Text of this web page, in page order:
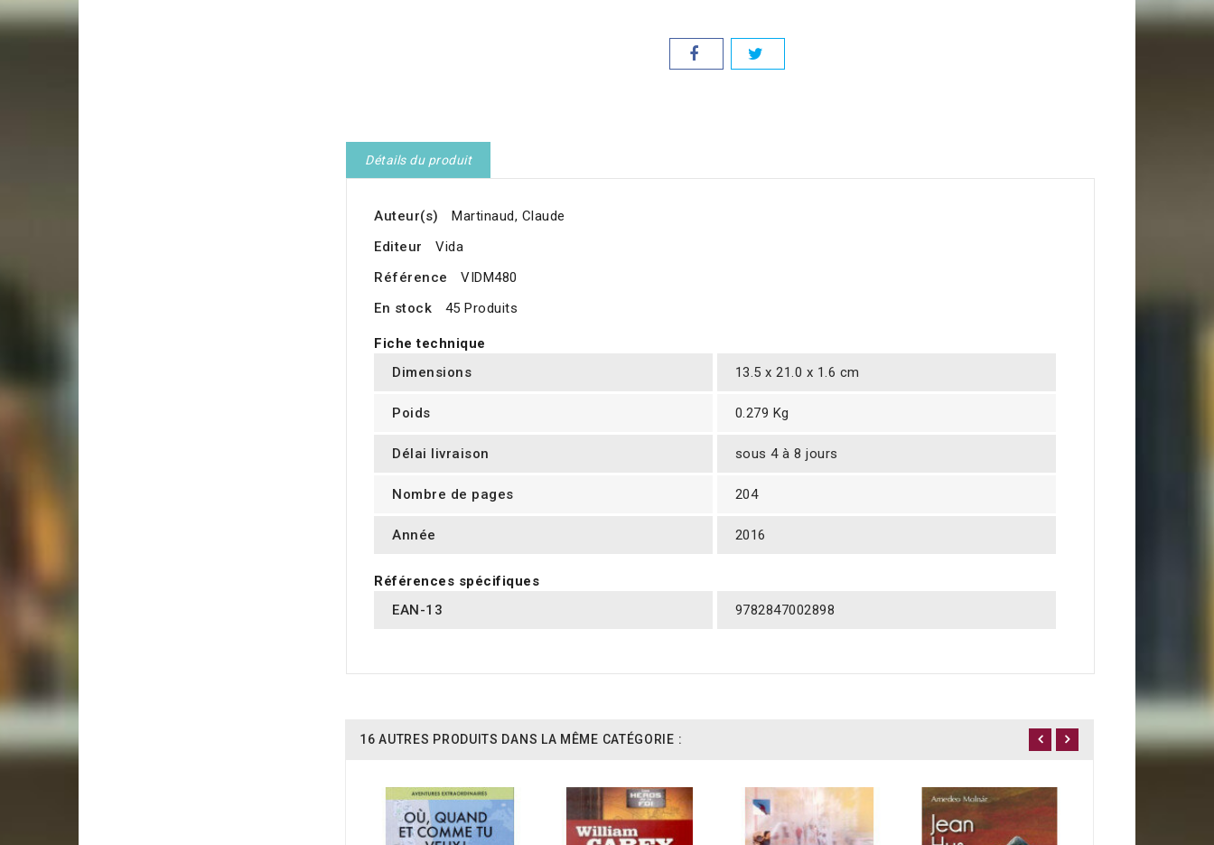
Détails du produit
Auteur(s)
Martinaud, Claude
Editeur
Vida
Référence
VIDM480
En stock
45 Produits
Fiche technique
Dimensions
13.5 x 21.0 x 1.6 cm
Poids 0.279 Kg
Délai livraison sous 4 à 8 jours
Nombre de pages 204
Année 2016
Références spécifiques
EAN-13
9782847002898
16 AUTRES PRODUITS DANS LA MÊME CATÉGORIE :